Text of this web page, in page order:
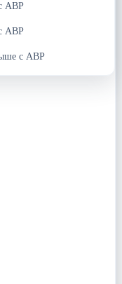
АВР
АВР
с АВР